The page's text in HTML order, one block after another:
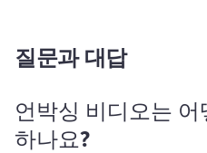
질문과 대답
언박싱 비디오는
하나요?